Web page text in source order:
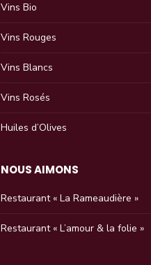
Vins Bio
Vins Rouges
Vins Blancs
Vins Rosés
Huiles d’Olives
NOUS AIMONS
Restaurant « La Rameaudière »
Restaurant « L’amour & la folie »